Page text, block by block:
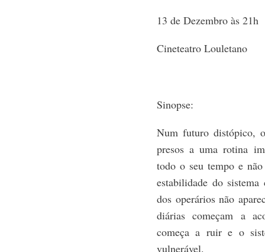
13 de Dezembro às 21h
Cineteatro Louletano
Sinopse:
Num futuro distópico,
presos a uma rotina
todo o seu tempo e
estabilidade do sistema
dos operários não
diárias começam a
começa a ruir e o
vulnerável.